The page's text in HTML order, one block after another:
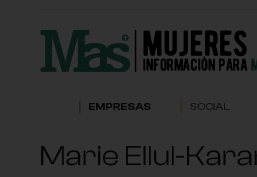
EMPRESAS SOCIAL
Marie Ellul-